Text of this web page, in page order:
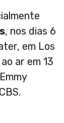
, nos dias 6
em Los
ar em 13